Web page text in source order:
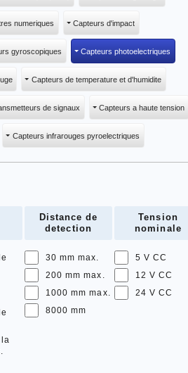
numeriques Capteurs d'impact
gyroscopiques Capteurs photoelectriques
Capteurs de temperature et d'humidite
de signaux Capteurs a haute tension
Capteurs infrarouges pyroelectriques
Distance de
detection
30 mm max.
200 mm max.
1000 mm max.
8000 mm
Tension
nominale
5 V CC
12 V CC
24 V CC